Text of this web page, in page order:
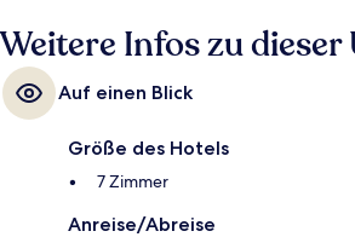
Weitere Infos zu
Auf einen Blick
Größe des Hotels
7 Zimmer
Anreise/Abreise